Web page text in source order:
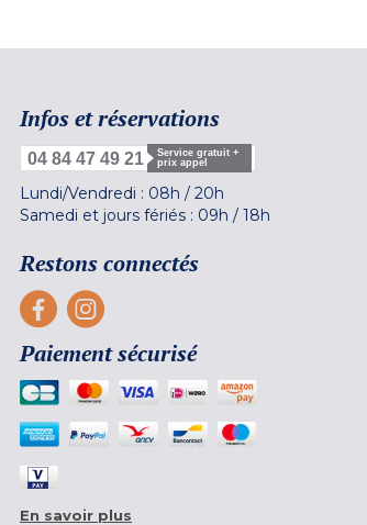
Infos et réservations
04 84 47 49 21
Service gratuit +
prix appel
Lundi/Vendredi : 08h / 20h
Samedi et jours fériés : 09h / 18h
Restons connectés
Paiement sécurisé
En savoir plus